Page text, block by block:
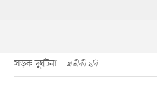
সড়ক দুর্ঘটনা প্রতীকী ছবি